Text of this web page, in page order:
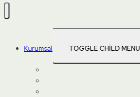
Kurumsal TOGGLE CHILD MENU